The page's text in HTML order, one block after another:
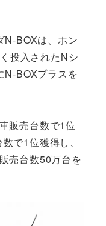
N-BOXは、ホン
投入されたNシ
N-BOXプラスを
販売台数で1位
で1位獲得し、
売台数50万台を